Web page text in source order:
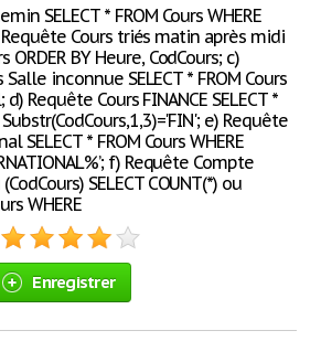
SELECT * FROM Cours WHERE
Requête Cours triés matin après midi
ORDER BY Heure, CodCours; c)
inconnue SELECT * FROM Cours
Requête Cours FINANCE SELECT *
Substr(CodCours,1,3)='FIN'; e) Requête
SELECT * FROM Cours WHERE
f) Requête Compte
SELECT COUNT(*) ou
WHERE
Enregistrer